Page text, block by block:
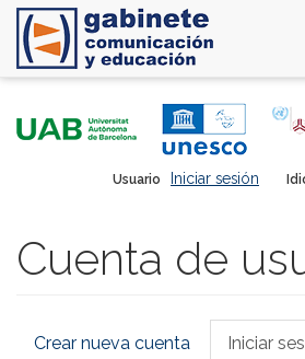
Usuario Iniciar sesión
Cuenta de
Solapas
Crear nueva cuenta Iniciar